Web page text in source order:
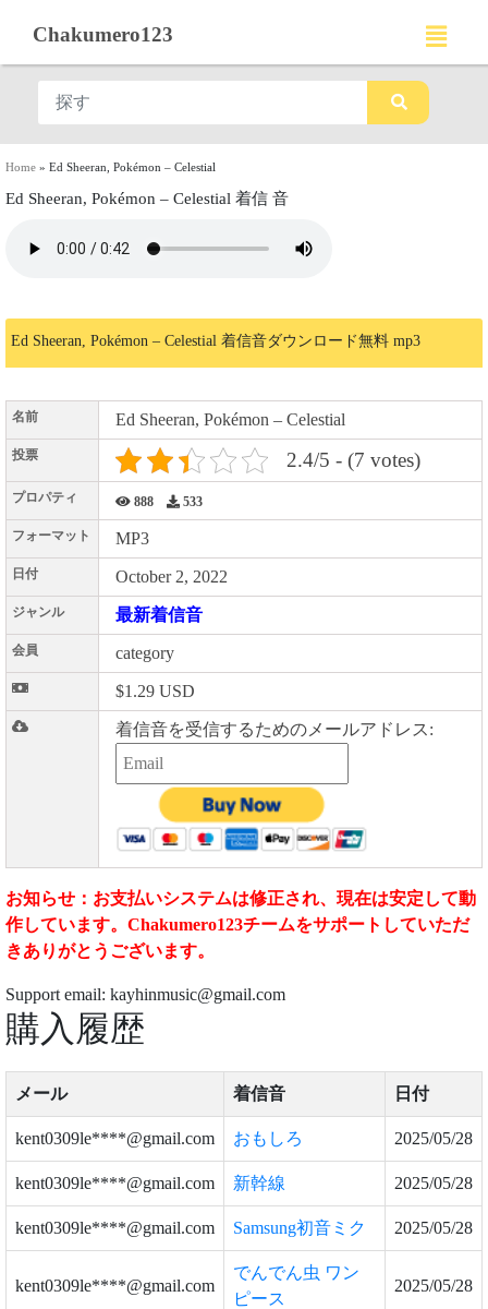
Chakumero123
Home » Ed Sheeran, Pokémon – Celestial
Ed Sheeran, Pokémon – Celestial 着信 音
Ed Sheeran, Pokémon – Celestial 着信音ダウンロード無料 mp3
名前 Ed Sheeran, Pokémon – Celestial
投票 2.4/5 - (7 votes)
プロパティ 888 533
フォーマット MP3
日付 October 2, 2022
ジャンル 最新着信音
会員 category
$1.29 USD
着信音を受信するためのメールアドレス:
お知らせ：お支払いシステムは修正され、現在は安定して動
作しています。Chakumero123チームをサポートしていただ
きありがとうございます。
Support email: kayhinmusic@gmail.com
購入履歴
メール 着信音 日付
kent0309le****@gmail.com おもしろ 2025/05/28
kent0309le****@gmail.com 新幹線 2025/05/28
kent0309le****@gmail.com Samsung初音ミク 2025/05/28
kent0309le****@gmail.com
でんでん虫 ワン
ピース
2025/05/28